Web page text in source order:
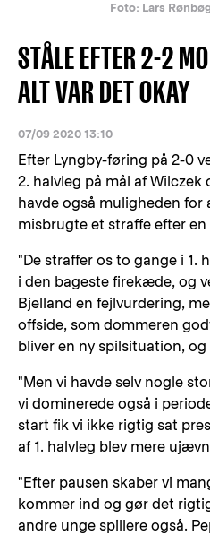
Foto: Lars
STÅLE EFTER 2-2
ALT VAR DET OKAY
07/09 2020 13:10
Efter Lyngby-føring på 2-0
2. halvleg på mål af Wilczek
havde også muligheden for
misbrugte et straffe efter en
"De straffer os to gange i 1.
i den bageste firekæde, og
Bjelland en fejlvurdering,
offside, som dommeren
bliver en ny spilsituation, og
"Men vi havde selv nogle
vi dominerede også i
start fik vi ikke rigtig sat
af 1. halvleg blev mere
"Efter pausen skaber vi
kommer ind og gør det
andre unge spillere også.